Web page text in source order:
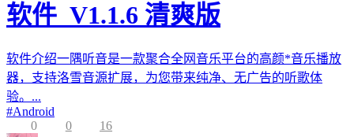
软件_V1.1.6 清爽版
软件介绍一隅听音是一款聚合全网音乐平台的高颜*音乐播放
器，支持洛雪音源扩展，为您带来纯净、无广告的听歌体
验。...
#Android
0
0 16